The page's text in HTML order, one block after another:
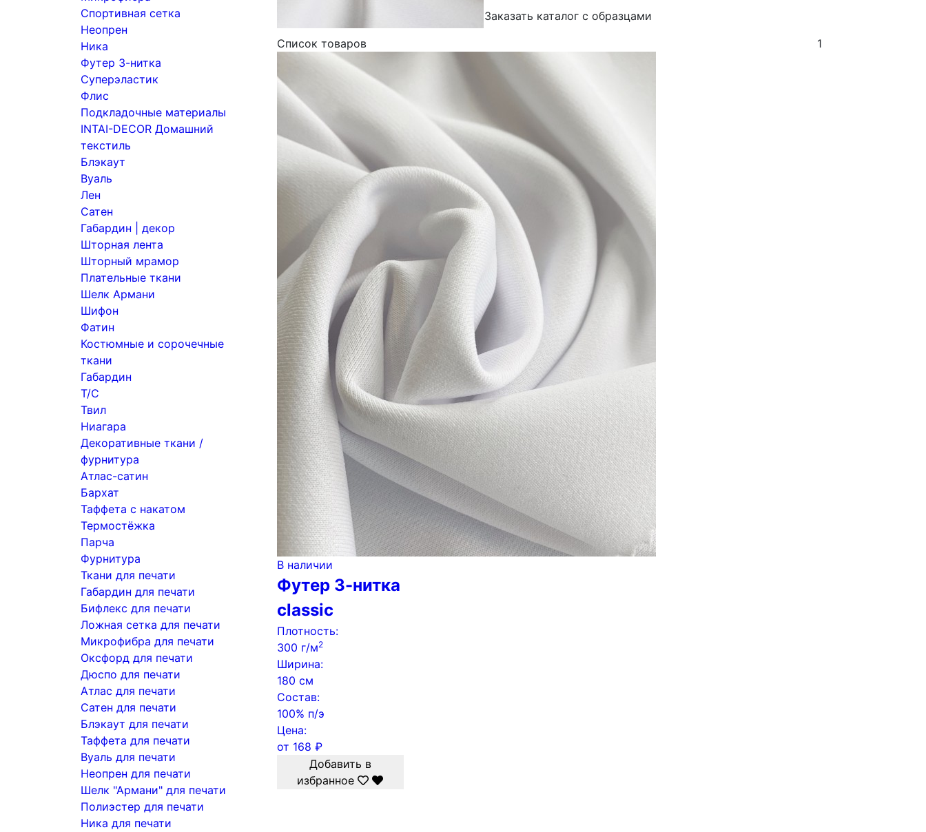
Спортивная сетка
Неопрен
Ника
Футер 3-нитка
Суперэластик
Флис
Подкладочные материалы
INTAI-DECOR Домашний
текстиль
Блэкаут
Вуаль
Лен
Сатен
Габардин | декор
Шторная лента
Шторный мрамор
Плательные ткани
Шелк Армани
Шифон
Фатин
Костюмные и сорочечные
ткани
Габардин
Т/С
Твил
Ниагара
Декоративные ткани /
фурнитура
Атлас-сатин
Бархат
Таффета с накатом
Термостёжка
Парча
Фурнитура
Ткани для печати
Габардин для печати
Бифлекс для печати
Ложная сетка для печати
Микрофибра для печати
Оксфорд для печати
Дюспо для печати
Атлас для печати
Сатен для печати
Блэкаут для печати
Таффета для печати
Вуаль для печати
Неопрен для печати
Шелк "Армани" для печати
Полиэстер для печати
Ника для печати
Заказать каталог с образцами
Список товаров
1
В наличии
Футер 3-нитка
classic
Плотность:
300 г/м2
Ширина:
180 см
Состав:
100% п/э
Цена:
от 168 ₽
Добавить в
избранное